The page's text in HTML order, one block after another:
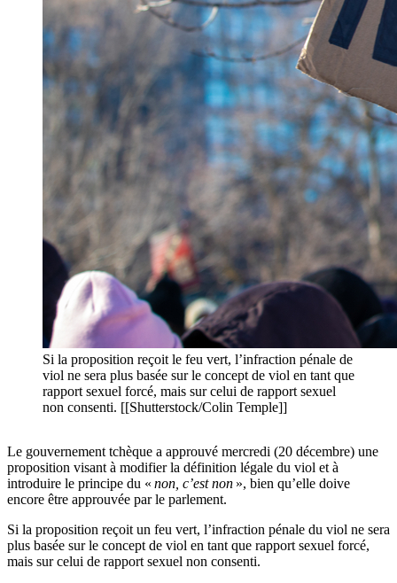
Si la proposition reçoit le feu vert, l’infraction pénale de
viol ne sera plus basée sur le concept de viol en tant que
rapport sexuel forcé, mais sur celui de rapport sexuel
non consenti. [[Shutterstock/Colin Temple]]
Le gouvernement tchèque a approuvé mercredi (20 décembre) une
proposition visant à modifier la définition légale du viol et à
introduire le principe du « non, c’est non », bien qu’elle doive
encore être approuvée par le parlement.
Si la proposition reçoit un feu vert, l’infraction pénale du viol ne sera
plus basée sur le concept de viol en tant que rapport sexuel forcé,
mais sur celui de rapport sexuel non consenti.